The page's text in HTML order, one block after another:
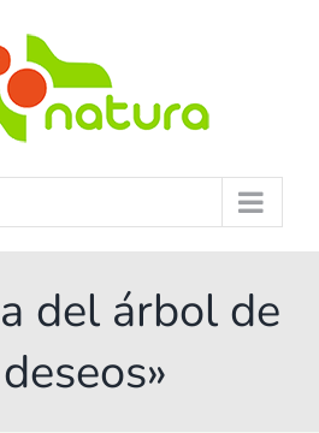
del árbol de